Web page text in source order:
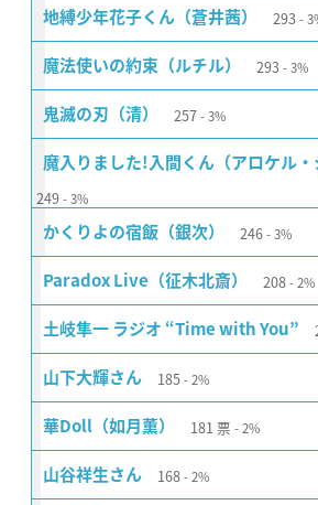
地縛少年花子くん（蒼井茜） 293
魔法使いの約束（ルチル） 293 3%
鬼滅の刃（清） 257 3%
魔入りました!入間くん（アロケル・
249 3%
かくりよの宿飯（銀次） 246 3%
Paradox Live（征木北斎） 208 2%
土岐隼一 ラジオ “Time with You”
山下大輝さん 185 2%
華Doll（如月薫） 181 票 2%
山谷祥生さん 168 2%